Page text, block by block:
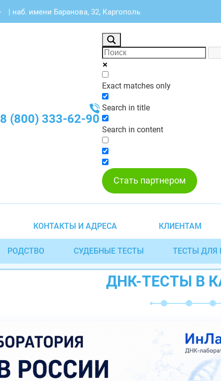
| наб. имени Баранова, 32, Каргополь
8 (800) 333-62-90
Exact matches only
Search in title
Search in content
Стать партнером
КОНТАКТЫ И АДРЕСА КЛИЕНТАМ
РОДСТВО СУДЕБНЫЕ ТЕСТЫ ТЕСТЫ ДЛЯ
ДНК-ТЕСТЫ В